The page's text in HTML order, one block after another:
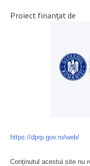
Proiect finanțat de
https://dprp.gov.ro/web/
Conținutul acestui site nu